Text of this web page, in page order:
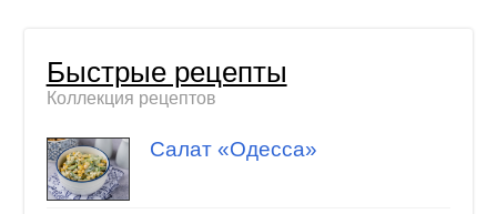
Быстрые рецепты
Коллекция рецептов
Салат «Одесса»